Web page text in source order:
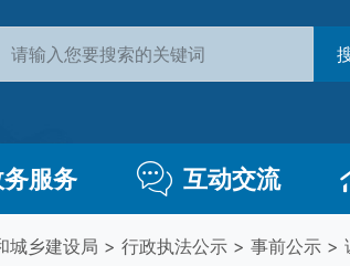
服务 互动交流
城乡建设局 > 行政执法公示 > 事前公示 >